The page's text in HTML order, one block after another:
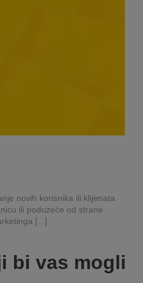
novih korisnika ili klijenata
ili poduzeće od strane
[...]
bi vas mogli